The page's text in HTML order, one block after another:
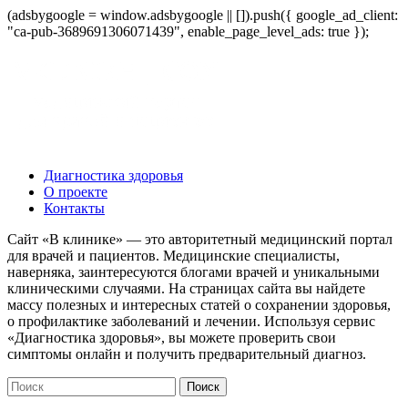
(adsbygoogle = window.adsbygoogle || []).push({ google_ad_client:
"ca-pub-3689691306071439", enable_page_level_ads: true });
Диагностика здоровья
О проекте
Контакты
Сайт «В клинике» — это авторитетный медицинский портал
для врачей и пациентов. Медицинские специалисты,
наверняка, заинтересуются блогами врачей и уникальными
клиническими случаями. На страницах сайта вы найдете
массу полезных и интересных статей о сохранении здоровья,
о профилактике заболеваний и лечении. Используя сервис
«Диагностика здоровья», вы можете проверить свои
симптомы онлайн и получить предварительный диагноз.